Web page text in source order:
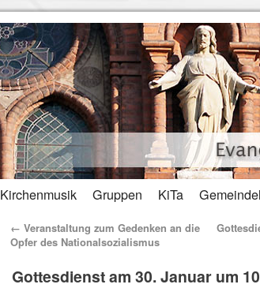
Kirchenmusik Gruppen KiTa
← Veranstaltung zum Gedenken an die
Opfer des Nationalsozialismus
Gottesdienst am 30. Januar um